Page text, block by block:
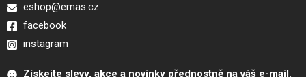
eshop@emas.cz
facebook
instagram
Získejte slevy, akce a novinky přednostně na váš e-mail.